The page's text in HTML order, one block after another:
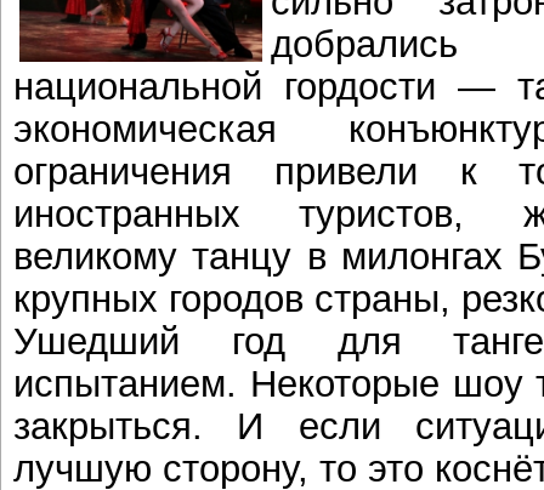
национальной гордости —
экономическая
ограничения привели к
иностранных туристов,
великому танцу в милонгах
крупных городов страны,
Ушедший год для
испытанием. Некоторые шоу
закрыться. И если
лучшую сторону, то это